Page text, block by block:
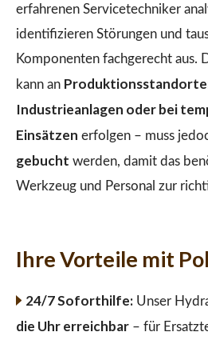
erfahrenen Servicetechniker
identifizieren Störungen und
Komponenten fachgerecht aus.
kann an
Industrieanlagen oder bei
Einsätzen erfolgen – muss
gebucht werden, damit das
Werkzeug und Personal zur
Ihre Vorteile mit
24/7 Soforthilfe:Unser
die Uhr erreichbar – für